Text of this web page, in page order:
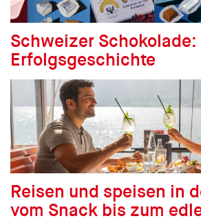
Schweizer
Erfolgsgeschichte
Reisen und speisen in
vom Snack bis zum